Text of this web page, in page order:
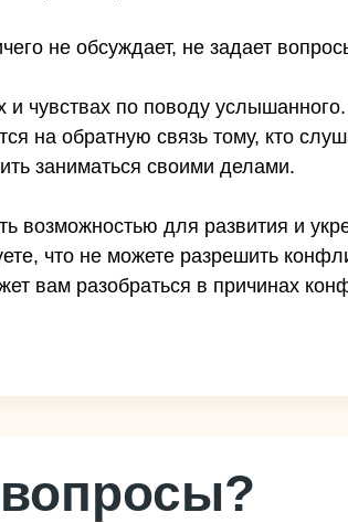
не обсуждает, не задает
чувствах по поводу услышанного.
на обратную связь тому, кто
заниматься своими делами.
возможностью для развития и
что не можете разрешить
вам разобраться в причинах